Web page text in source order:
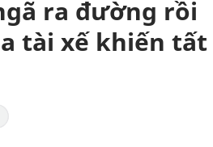
ra đường rồi
tài xế khiến tất